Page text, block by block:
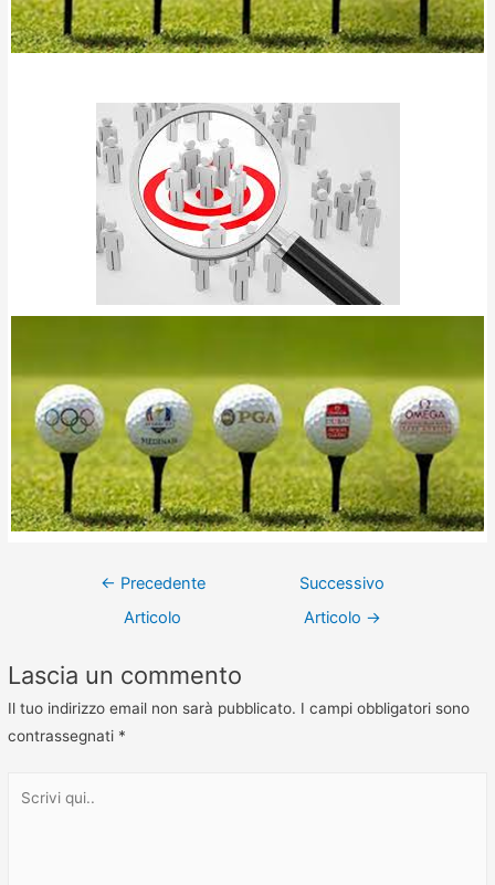
← Precedente
Articolo
Successivo
Articolo →
Lascia un commento
Il tuo indirizzo email non sarà pubblicato. I campi obbligatori sono
contrassegnati *